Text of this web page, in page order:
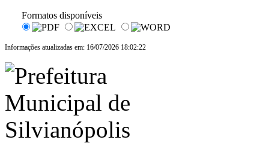
Formatos disponíveis
Informações atualizadas em: 16/07/2026 18:02:22